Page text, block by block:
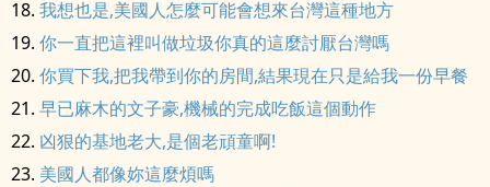
我想也是,美國人怎麼可能會想來台灣這種地方
你一直把這裡叫做垃圾你真的這麼討厭台灣嗎
你買下我,把我帶到你的房間,結果現在只是給我一份早餐
早已麻木的文子豪,機械的完成吃飯這個動作
凶狠的基地老大,是個老頑童啊!
美國人都像妳這麼煩嗎